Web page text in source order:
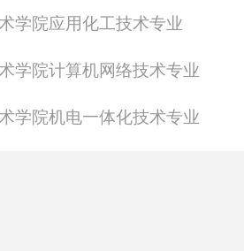
”示范校
学院应用化工技术专业
学院计算机网络技术专业
学院机电一体化技术专业